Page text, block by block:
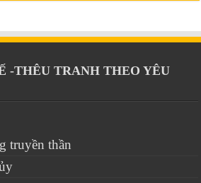
-THÊU TRANH THEO YÊU
truyền thần